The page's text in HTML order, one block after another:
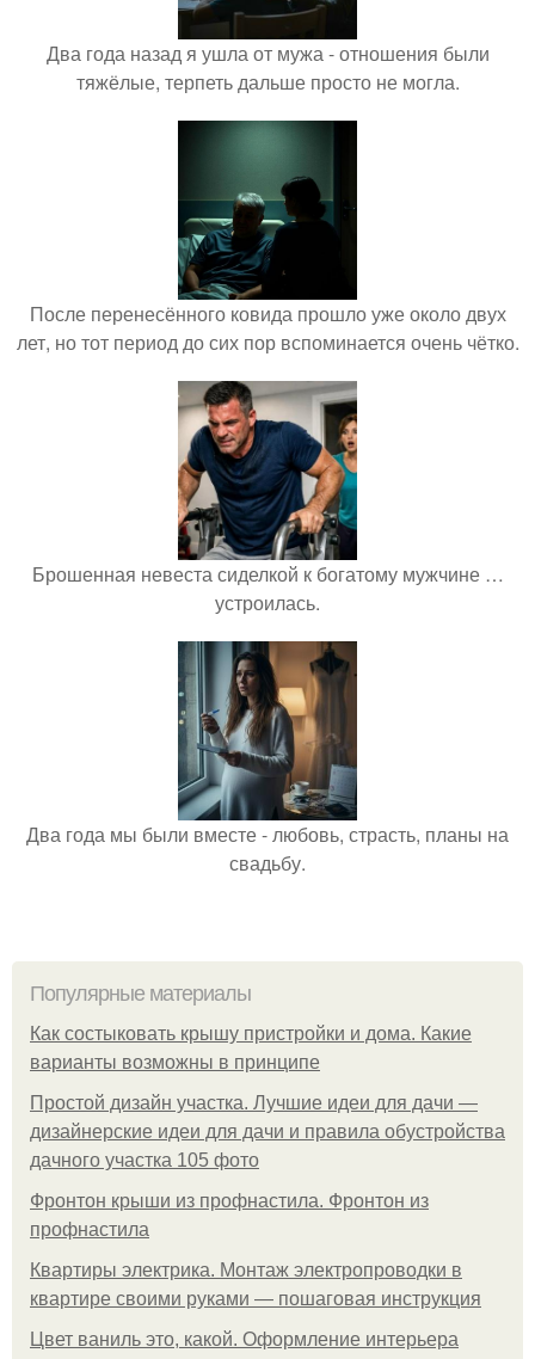
Два года назад я ушла от мужа - отношения были
тяжёлые, терпеть дальше просто не могла.
После перенесённого ковида прошло уже около двух
лет, но тот период до сих пор вспоминается очень чётко.
Брошенная невеста сиделкой к богатому мужчине …
устроилась.
Два года мы были вместе - любовь, страсть, планы на
свадьбу.
Популярные материалы
Как состыковать крышу пристройки и дома. Какие
варианты возможны в принципе
Простой дизайн участка. Лучшие идеи для дачи —
дизайнерские идеи для дачи и правила обустройства
дачного участка 105 фото
Фронтон крыши из профнастила. Фронтон из
профнастила
Квартиры электрика. Монтаж электропроводки в
квартире своими руками — пошаговая инструкция
Цвет ваниль это, какой. Оформление интерьера